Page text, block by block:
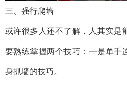
三、强行爬墙
或许很多人还不了解，人其实是
要熟练掌握两个技巧：一是单手
身抓墙的技巧。